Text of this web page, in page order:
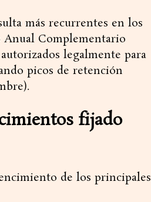
más recurrentes en los
Anual Complementario
legalmente para
picos de retención
fijado
de los principales